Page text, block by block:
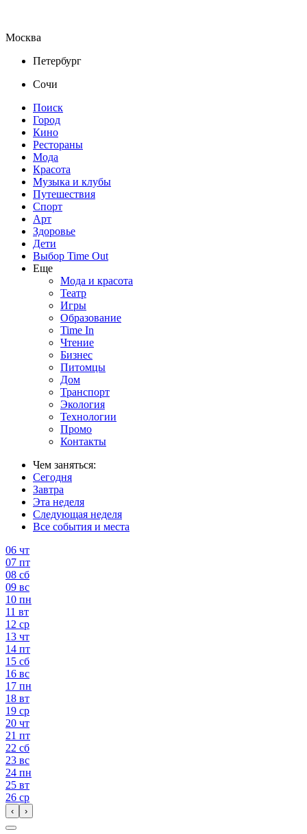
Москва
Петербург
Сочи
Поиск
Город
Кино
Рестораны
Мода
Красота
Музыка и клубы
Путешествия
Спорт
Арт
Здоровье
Дети
Выбор Time Out
Еще
Мода и красота
Театр
Игры
Образование
Time In
Чтение
Бизнес
Питомцы
Дом
Транспорт
Экология
Технологии
Промо
Контакты
Чем заняться:
Сегодня
Завтра
Эта неделя
Следующая неделя
Все события и места
06 чт
07 пт
08 сб
09 вс
10 пн
11 вт
12 ср
13 чт
14 пт
15 сб
16 вс
17 пн
18 вт
19 ср
20 чт
21 пт
22 сб
23 вс
24 пн
25 вт
26 ср
‹ ›